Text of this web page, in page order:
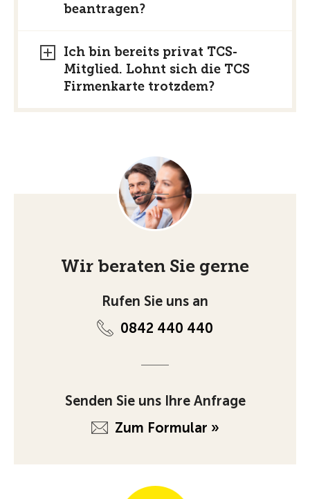
beantragen?
Ich bin bereits privat TCS-
Mitglied. Lohnt sich die TCS
Firmenkarte trotzdem?
Wir beraten Sie gerne
Rufen Sie uns an
0842 440 440
Senden Sie uns Ihre Anfrage
Zum Formular »